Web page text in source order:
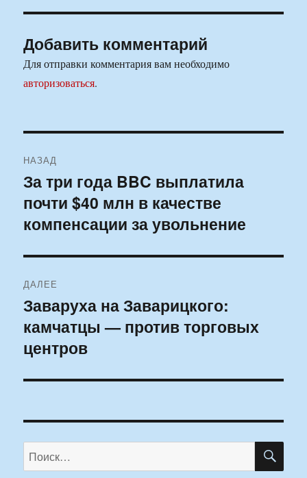
Добавить комментарий
Для отправки комментария вам необходимо
авторизоваться.
по
записям
НАЗАД
Предыдущая
запись:
За три года BBC выплатила
почти $40 млн в качестве
компенсации за увольнение
ДАЛЕЕ
Следующая
запись:
Заваруха на Заварицкого:
камчатцы — против торговых
центров
Искать: